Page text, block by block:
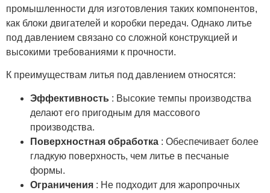
промышленности для изготовления таких компонентов,
как блоки двигателей и коробки передач. Однако литье
под давлением связано со сложной конструкцией и
высокими требованиями к прочности.
К преимуществам литья под давлением относятся:
Эффективность : Высокие темпы производства
делают его пригодным для массового
производства.
Поверхностная обработка : Обеспечивает более
гладкую поверхность, чем литье в песчаные
формы.
Ограничения : Не подходит для жаропрочных